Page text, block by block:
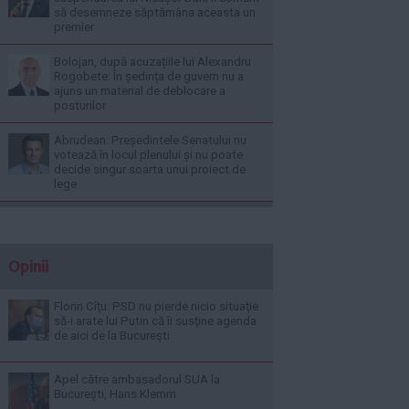
să desemneze săptămâna aceasta un
premier
Bolojan, după acuzațiile lui Alexandru
Rogobete: În ședința de guvern nu a
ajuns un material de deblocare a
posturilor
Abrudean: Președintele Senatului nu
votează în locul plenului și nu poate
decide singur soarta unui proiect de
lege
Opinii
Florin Cîţu: PSD nu pierde nicio situaţie
să-i arate lui Putin că îi susţine agenda
de aici de la Bucureşti
Apel către ambasadorul SUA la
București, Hans Klemm